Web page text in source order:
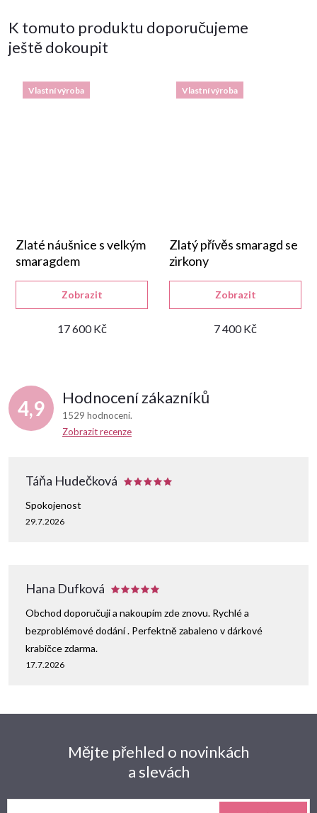
K tomuto produktu doporučujeme
ještě dokoupit
Vlastní výroba
Zlaté náušnice s velkým
smaragdem
17 600 Kč
Zobrazit
Vlastní výroba
Zlatý přívěs smaragd se
zirkony
7 400 Kč
Zobrazit
4,9 Hodnocení zákazníků
1529 hodnocení
Zobrazit recenze
Táňa Hudečková
29.7.2026
Spokojenost
Hana Dufková
17.7.2026
Obchod doporučuji a nakoupím zde znovu. Rychlé a
bezproblémové dodání . Perfektně zabaleno v dárkové
krabičce zdarma.
Mějte přehled o novinkách
a slevách